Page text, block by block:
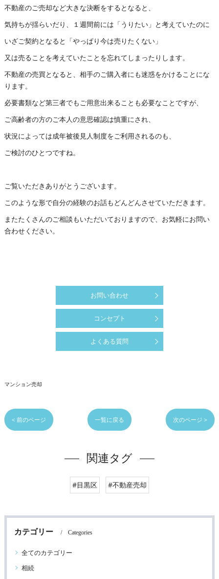
不動産のご売却など大きな決断をするとなると、
気持ちが揺らいだり、１週間前には「うりたい」と考えていたのに
いざご契約となると「やっぱり今は売りたくない」
又は売ることを考えていたことを忘れてしまったりします。
不動産の売買となると、相手のご購入者にも迷惑をかけることにな
ります。
必要書類など第三者でもご用意出来ることも必要なことですが、
ご高齢者の方のご本人の意思確認は慎重にされ、
状況によっては成年被後見人制度をご利用されるのも、
ご検討のひとつですね。
ご覧いただきありがとうございます。
このような形で自分の経験のお話もどんどんさせていただきます。
またたくさんのご相談もいただいておりますので、お気軽にお問い
合わせください。
お問い合わせ
コンセプト
よくある質問
マンション売却
< 前のページ 一覧に戻る 次のページ >
関連タグ
#目黒区 #不動産売却
カテゴリー Categories
全てのカテゴリー
相続